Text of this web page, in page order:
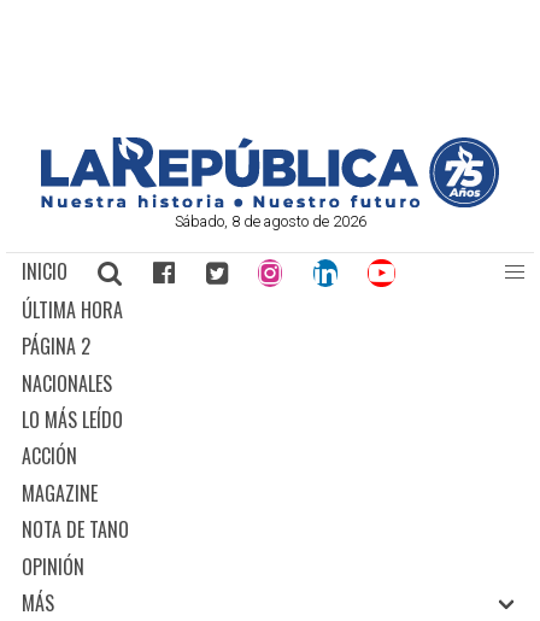
Sábado, 8 de agosto de 2026
INICIO
ÚLTIMA HORA
PÁGINA 2
NACIONALES
LO MÁS LEÍDO
ACCIÓN
MAGAZINE
NOTA DE TANO
OPINIÓN
MÁS